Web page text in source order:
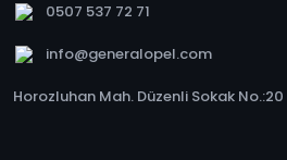
0507 537 72 71
info@generalopel.com
Horozluhan Mah. Düzenli Sokak